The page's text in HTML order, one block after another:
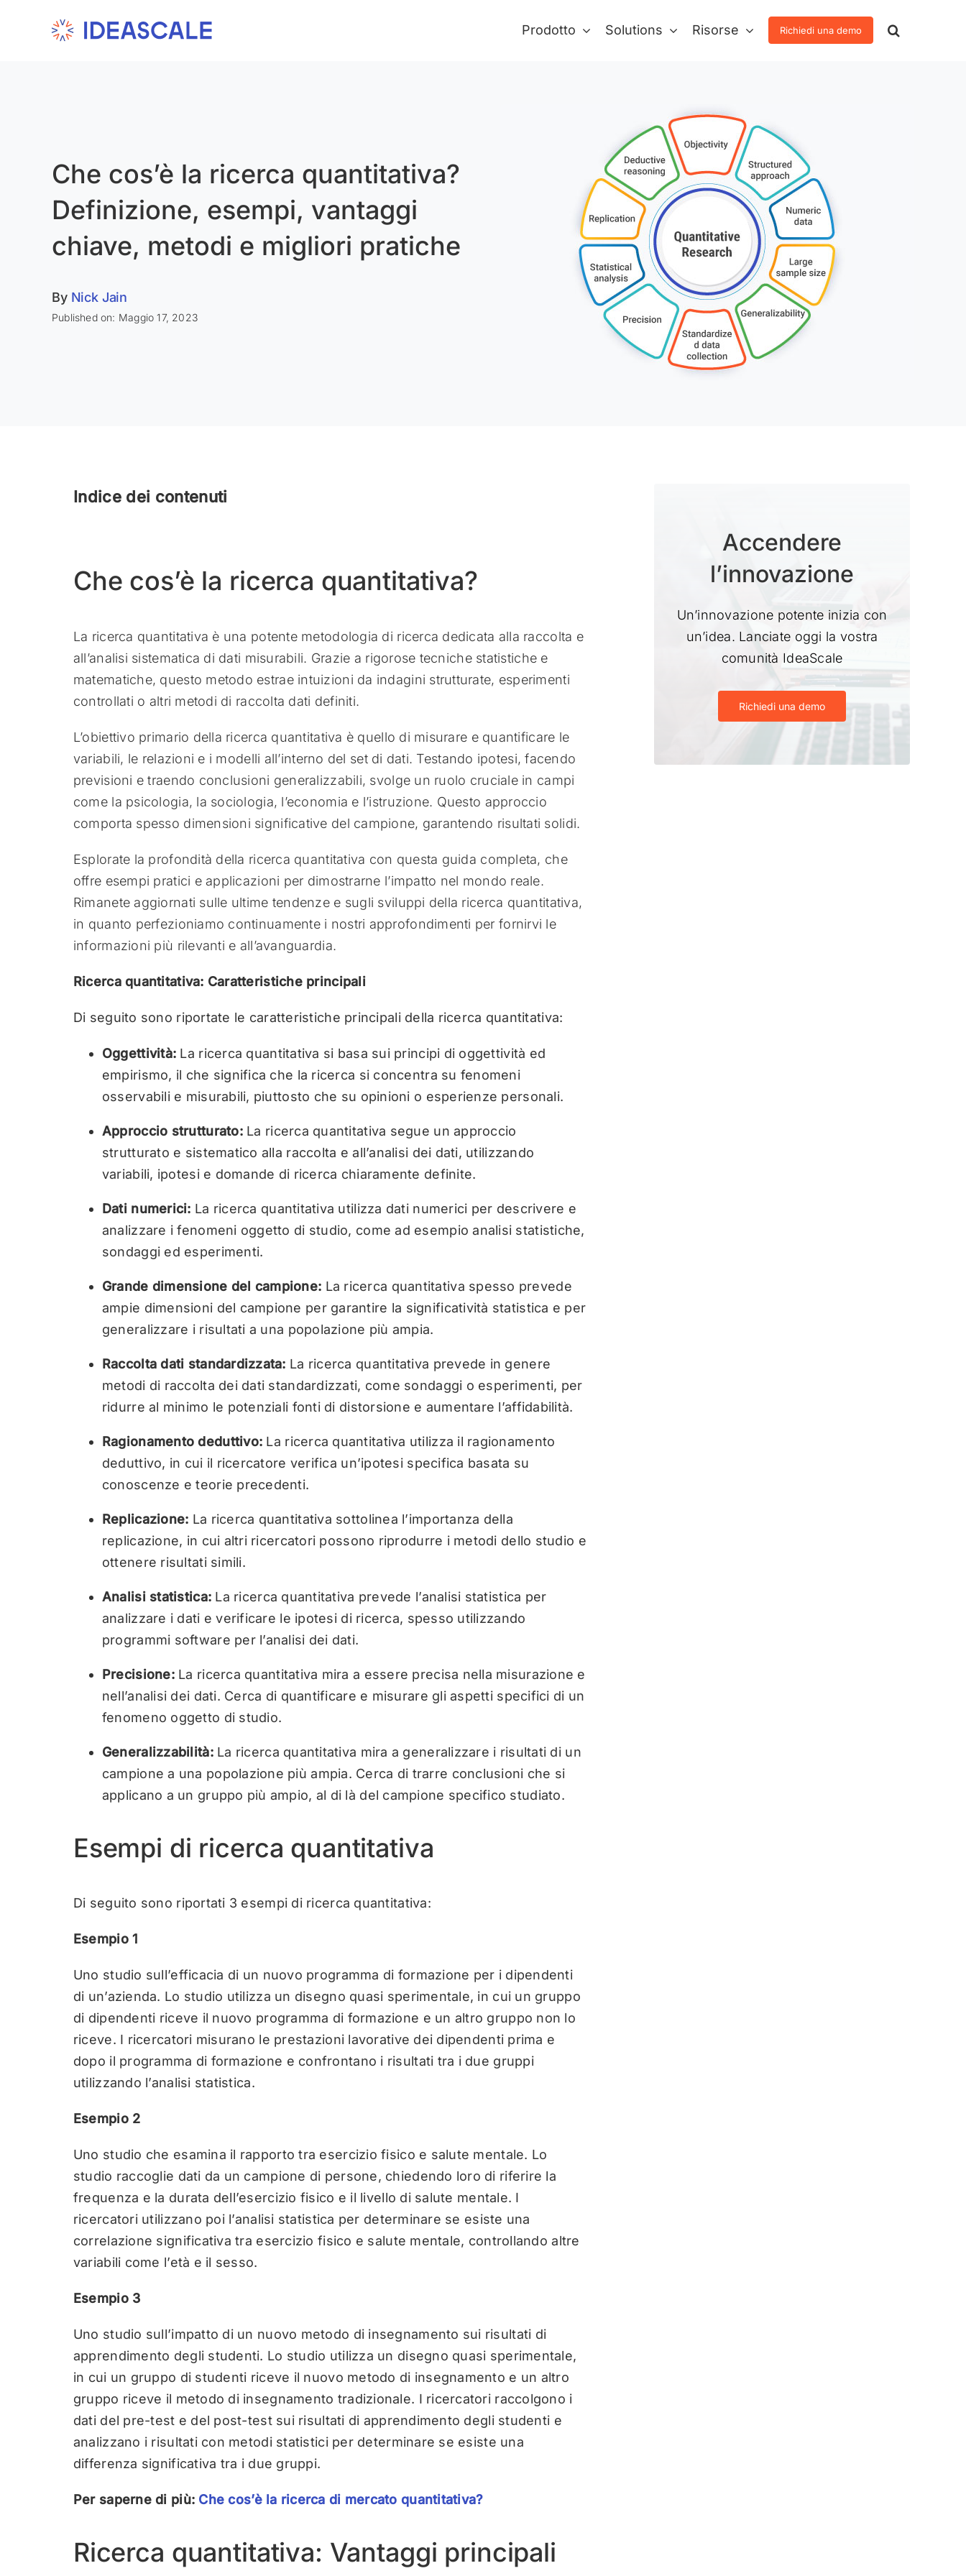
Prodotto Solutions Risorse Richiedi una demo
Che cos’è la ricerca quantitativa?
Definizione, esempi, vantaggi
chiave, metodi e migliori pratiche
By Nick Jain
Published on: Maggio 17, 2023
Indice dei contenuti
Che cos’è la ricerca quantitativa?
La ricerca quantitativa è una potente metodologia di ricerca dedicata alla raccolta e
all’analisi sistematica di dati misurabili. Grazie a rigorose tecniche statistiche e
matematiche, questo metodo estrae intuizioni da indagini strutturate, esperimenti
controllati o altri metodi di raccolta dati definiti.
L’obiettivo primario della ricerca quantitativa è quello di misurare e quantificare le
variabili, le relazioni e i modelli all’interno del set di dati. Testando ipotesi, facendo
previsioni e traendo conclusioni generalizzabili, svolge un ruolo cruciale in campi
come la psicologia, la sociologia, l’economia e l’istruzione. Questo approccio
comporta spesso dimensioni significative del campione, garantendo risultati solidi.
Esplorate la profondità della ricerca quantitativa con questa guida completa, che
offre esempi pratici e applicazioni per dimostrarne l’impatto nel mondo reale.
Rimanete aggiornati sulle ultime tendenze e sugli sviluppi della ricerca quantitativa,
in quanto perfezioniamo continuamente i nostri approfondimenti per fornirvi le
informazioni più rilevanti e all’avanguardia.
Ricerca quantitativa: Caratteristiche principali
Di seguito sono riportate le caratteristiche principali della ricerca quantitativa:
Oggettività: La ricerca quantitativa si basa sui principi di oggettività ed
empirismo, il che significa che la ricerca si concentra su fenomeni
osservabili e misurabili, piuttosto che su opinioni o esperienze personali.
Approccio strutturato: La ricerca quantitativa segue un approccio
strutturato e sistematico alla raccolta e all’analisi dei dati, utilizzando
variabili, ipotesi e domande di ricerca chiaramente definite.
Dati numerici: La ricerca quantitativa utilizza dati numerici per descrivere e
analizzare i fenomeni oggetto di studio, come ad esempio analisi statistiche,
sondaggi ed esperimenti.
Grande dimensione del campione: La ricerca quantitativa spesso prevede
ampie dimensioni del campione per garantire la significatività statistica e per
generalizzare i risultati a una popolazione più ampia.
Raccolta dati standardizzata: La ricerca quantitativa prevede in genere
metodi di raccolta dei dati standardizzati, come sondaggi o esperimenti, per
ridurre al minimo le potenziali fonti di distorsione e aumentare l’affidabilità.
Ragionamento deduttivo: La ricerca quantitativa utilizza il ragionamento
deduttivo, in cui il ricercatore verifica un’ipotesi specifica basata su
conoscenze e teorie precedenti.
Replicazione: La ricerca quantitativa sottolinea l’importanza della
replicazione, in cui altri ricercatori possono riprodurre i metodi dello studio e
ottenere risultati simili.
Analisi statistica: La ricerca quantitativa prevede l’analisi statistica per
analizzare i dati e verificare le ipotesi di ricerca, spesso utilizzando
programmi software per l’analisi dei dati.
Precisione: La ricerca quantitativa mira a essere precisa nella misurazione e
nell’analisi dei dati. Cerca di quantificare e misurare gli aspetti specifici di un
fenomeno oggetto di studio.
Generalizzabilità: La ricerca quantitativa mira a generalizzare i risultati di un
campione a una popolazione più ampia. Cerca di trarre conclusioni che si
applicano a un gruppo più ampio, al di là del campione specifico studiato.
Esempi di ricerca quantitativa
Di seguito sono riportati 3 esempi di ricerca quantitativa:
Esempio 1
Uno studio sull’efficacia di un nuovo programma di formazione per i dipendenti
di un’azienda. Lo studio utilizza un disegno quasi sperimentale, in cui un gruppo
di dipendenti riceve il nuovo programma di formazione e un altro gruppo non lo
riceve. I ricercatori misurano le prestazioni lavorative dei dipendenti prima e
dopo il programma di formazione e confrontano i risultati tra i due gruppi
utilizzando l’analisi statistica.
Esempio 2
Uno studio che esamina il rapporto tra esercizio fisico e salute mentale. Lo
studio raccoglie dati da un campione di persone, chiedendo loro di riferire la
frequenza e la durata dell’esercizio fisico e il livello di salute mentale. I
ricercatori utilizzano poi l’analisi statistica per determinare se esiste una
correlazione significativa tra esercizio fisico e salute mentale, controllando altre
variabili come l’età e il sesso.
Esempio 3
Uno studio sull’impatto di un nuovo metodo di insegnamento sui risultati di
apprendimento degli studenti. Lo studio utilizza un disegno quasi sperimentale,
in cui un gruppo di studenti riceve il nuovo metodo di insegnamento e un altro
gruppo riceve il metodo di insegnamento tradizionale. I ricercatori raccolgono i
dati del pre-test e del post-test sui risultati di apprendimento degli studenti e
analizzano i risultati con metodi statistici per determinare se esiste una
differenza significativa tra i due gruppi.
Per saperne di più: Che cos’è la ricerca di mercato quantitativa?
Ricerca quantitativa: Vantaggi principali
Accendere
l’innovazione
Un’innovazione potente inizia con
un’idea. Lanciate oggi la vostra
comunità IdeaScale
Richiedi una demo